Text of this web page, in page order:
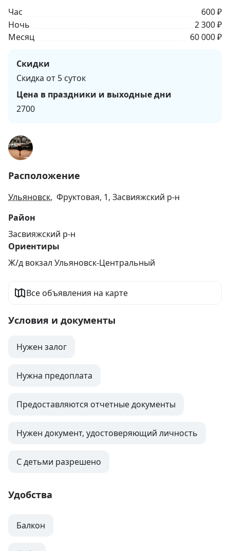
Час
600 ₽
Ночь
2 300 ₽
Месяц
60 000 ₽
Скидки
Скидка от 5 суток
Цена в праздники и выходные дни
2700
Расположение
Ульяновск, Фруктовая, 1, Засвияжский р-н
Район
Засвияжский р-н
Ориентиры
Ж/д вокзал Ульяновск-Центральный
Все объявления на карте
Условия и документы
Нужен залог
Нужна предоплата
Предоставляются отчетные документы
Нужен документ, удостоверяющий личность
С детьми разрешено
Удобства
Балкон